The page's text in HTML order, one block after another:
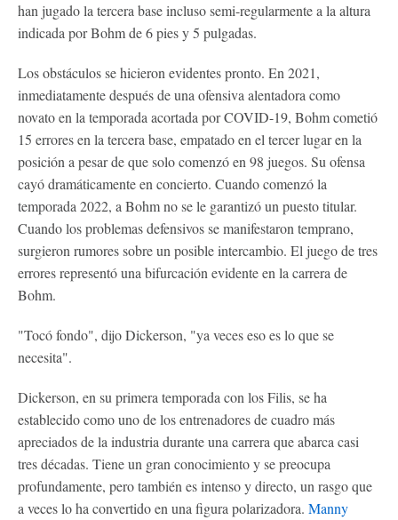
han jugado la tercera base incluso semi-regularmente a la altura
indicada por Bohm de 6 pies y 5 pulgadas.
Los obstáculos se hicieron evidentes pronto. En 2021,
inmediatamente después de una ofensiva alentadora como
novato en la temporada acortada por COVID-19, Bohm cometió
15 errores en la tercera base, empatado en el tercer lugar en la
posición a pesar de que solo comenzó en 98 juegos. Su ofensa
cayó dramáticamente en concierto. Cuando comenzó la
temporada 2022, a Bohm no se le garantizó un puesto titular.
Cuando los problemas defensivos se manifestaron temprano,
surgieron rumores sobre un posible intercambio. El juego de tres
errores representó una bifurcación evidente en la carrera de
Bohm.
"Tocó fondo", dijo Dickerson, "ya veces eso es lo que se
necesita".
Dickerson, en su primera temporada con los Filis, se ha
establecido como uno de los entrenadores de cuadro más
apreciados de la industria durante una carrera que abarca casi
tres décadas. Tiene un gran conocimiento y se preocupa
profundamente, pero también es intenso y directo, un rasgo que
a veces lo ha convertido en una figura polarizadora. Manny